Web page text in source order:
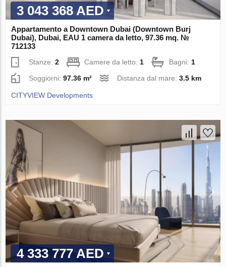
3 043 368 AED
Appartamento a Downtown Dubai (Downtown Burj
Dubai), Dubai, EAU 1 camera da letto, 97.36 mq. №
712133
Stanze:2 Camere da letto: 1 Bagni: 1
Soggiorni:97.36 m² Distanza dal mare:3.5 km
CITYVIEW Developments
4 333 777 AED